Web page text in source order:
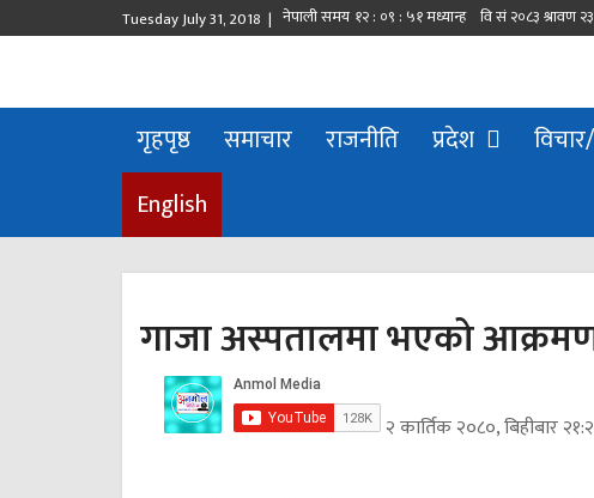
Tuesday July 31, 2018 |
गृहपृष्ठ समाचार राजनीति प्रदेश
English
गाजा अस्पतालमा भएको
२ कार्तिक २०८०, बिहीबार